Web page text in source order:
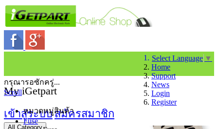
Select Language ▼
Home
Support
News
Login
Register
My iGetpart
เข้าสู่ระบบสมัครสมาชิก
All Category
กรุณารอซักครู่...
Scroll
หมวดหมู่สินค้า
Fuse